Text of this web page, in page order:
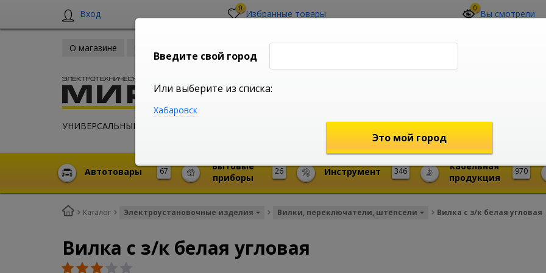
Вход 0 Избранные товары 0 Вы смотрели
О магазине
УНИВЕРСАЛЬНЫЙ ИНТЕРНЕТ МАГАЗИН shop@mireks.ru
67
Автотовары 26
Бытовые
приборы
346
Инструмент 970
Кабельная
продукция
Каталог Электроустановочные изделия Вилки, переключатели, штепсели Вилка с з/к белая угловая
Вилка с з/к белая угловая
Введите свой город
Или выберите из списка:
Хабаровск
Это мой город